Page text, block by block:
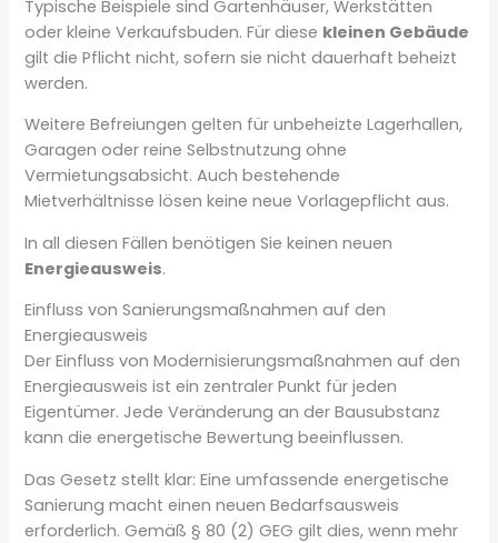
Typische Beispiele sind Gartenhäuser, Werkstätten
oder kleine Verkaufsbuden. Für diese kleinen Gebäude
gilt die Pflicht nicht, sofern sie nicht dauerhaft beheizt
werden.
Weitere Befreiungen gelten für unbeheizte Lagerhallen,
Garagen oder reine Selbstnutzung ohne
Vermietungsabsicht. Auch bestehende
Mietverhältnisse lösen keine neue Vorlagepflicht aus.
In all diesen Fällen benötigen Sie keinen neuen
Energieausweis.
Einfluss von Sanierungsmaßnahmen auf den
Energieausweis
Der Einfluss von Modernisierungsmaßnahmen auf den
Energieausweis ist ein zentraler Punkt für jeden
Eigentümer. Jede Veränderung an der Bausubstanz
kann die energetische Bewertung beeinflussen.
Das Gesetz stellt klar: Eine umfassende energetische
Sanierung macht einen neuen Bedarfsausweis
erforderlich. Gemäß § 80 (2) GEG gilt dies, wenn mehr